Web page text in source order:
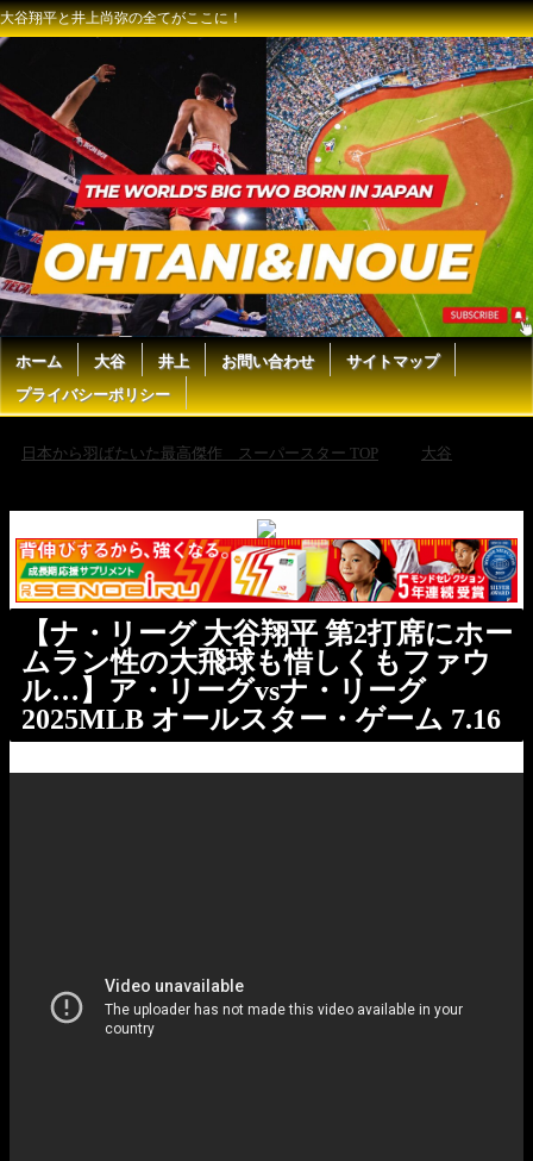
大谷翔平と井上尚弥の全てがここに！
ホーム 大谷 井上 お問い合わせ
サイトマップ
プライバシーポリシー
日本から羽ばたいた最高傑作 スーパースター TOP
大谷
【ナ・リーグ 大谷翔平 第2打席にホー
ムラン性の大飛球も惜しくもファウ
ル…】ア・リーグvsナ・リーグ
2025MLB オールスター・ゲーム 7.16